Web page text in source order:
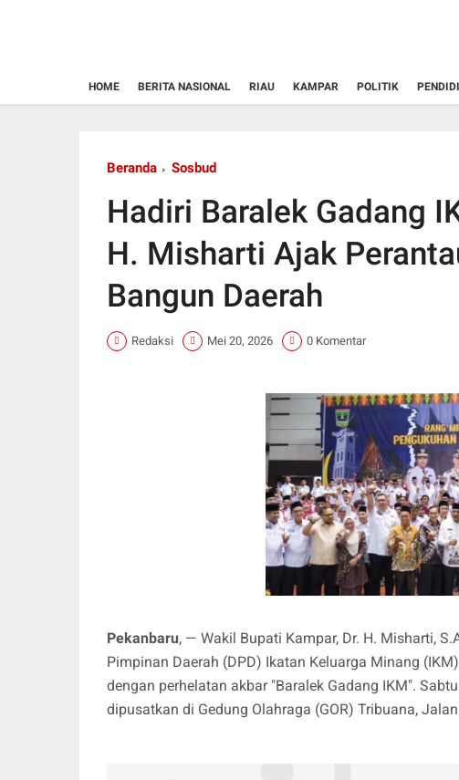
HOME BERITA NASIONAL RIAU KAMPAR POLITIK
Beranda Sosbud
Hadiri Baralek Gadang
H. Misharti Ajak
Bangun Daerah
Redaksi Mei 20, 2026 0 Komentar
Pekanbaru, — Wakil Bupati Kampar, Dr. H. Misharti,
Pimpinan Daerah (DPD) Ikatan Keluarga Minang
dengan perhelatan akbar "Baralek Gadang IKM".
dipusatkan di Gedung Olahraga (GOR) Tribuana,